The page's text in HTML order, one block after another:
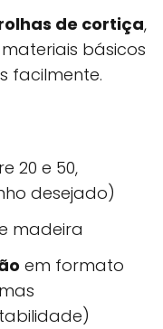
de cortiça,
básicos
facilmente.
20 e 50,
desejado)
madeira
em formato